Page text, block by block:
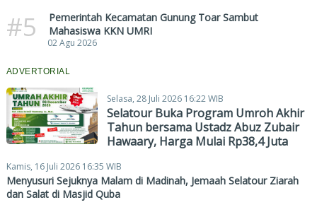
#5
Pemerintah Kecamatan Gunung Toar Sambut
Mahasiswa KKN UMRI
02 Agu 2026
ADVERTORIAL
Selasa, 28 Juli 2026 16:22 WIB
Selatour Buka Program Umroh Akhir
Tahun bersama Ustadz Abuz Zubair
Hawaary, Harga Mulai Rp38,4 Juta
Kamis, 16 Juli 2026 16:35 WIB
Menyusuri Sejuknya Malam di Madinah, Jemaah Selatour Ziarah
dan Salat di Masjid Quba